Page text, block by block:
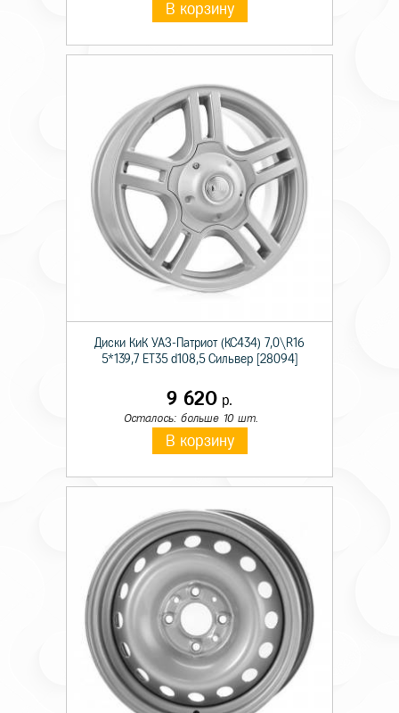
В корзину
Диски КиК УАЗ-Патриот (КС434) 7,0\R16
5*139,7 ET35 d108,5 Сильвер [28094]
9 620 р.
Осталось: больше 10 шт.
В корзину